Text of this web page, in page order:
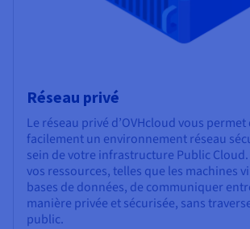
Réseau privé
Le réseau privé d’OVHcloud vous permet
facilement un environnement réseau
sein de votre infrastructure Public Cloud.
vos ressources, telles que les machines
bases de données, de communiquer
manière privée et sécurisée, sans
public.